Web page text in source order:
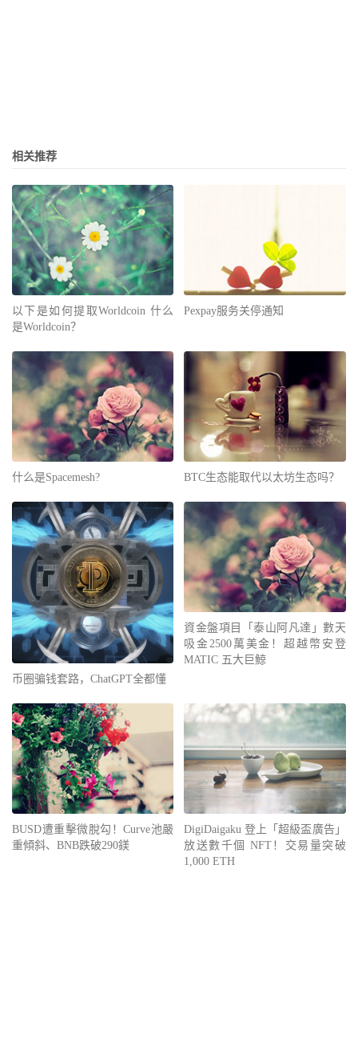
相关推荐
以下是如何提取Worldcoin 什么
是Worldcoin？
Pexpay服务关停通知
什么是Spacemesh? BTC生态能取代以太坊生态吗？
币圈骗钱套路，ChatGPT全都懂
資金盤項目「泰山阿凡達」數天
吸金2500萬美金！超越幣安登
MATIC 五大巨鯨
BUSD遭重擊微脫勾！Curve池嚴
重傾斜、BNB跌破290鎂
DigiDaigaku 登上「超級盃廣告」
放送數千個 NFT！交易量突破
1,000 ETH